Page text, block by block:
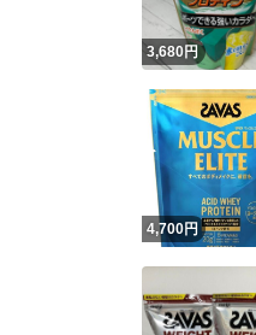
3,680円
4,700円